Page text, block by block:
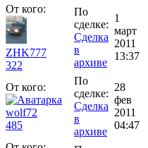
От кого:
ZHK777
322
По
сделке:
Сделка
в
архиве
1
март
2011
13:37
От кого:
wolf72
485
По
сделке:
Сделка
в
архиве
28
фев
2011
04:47